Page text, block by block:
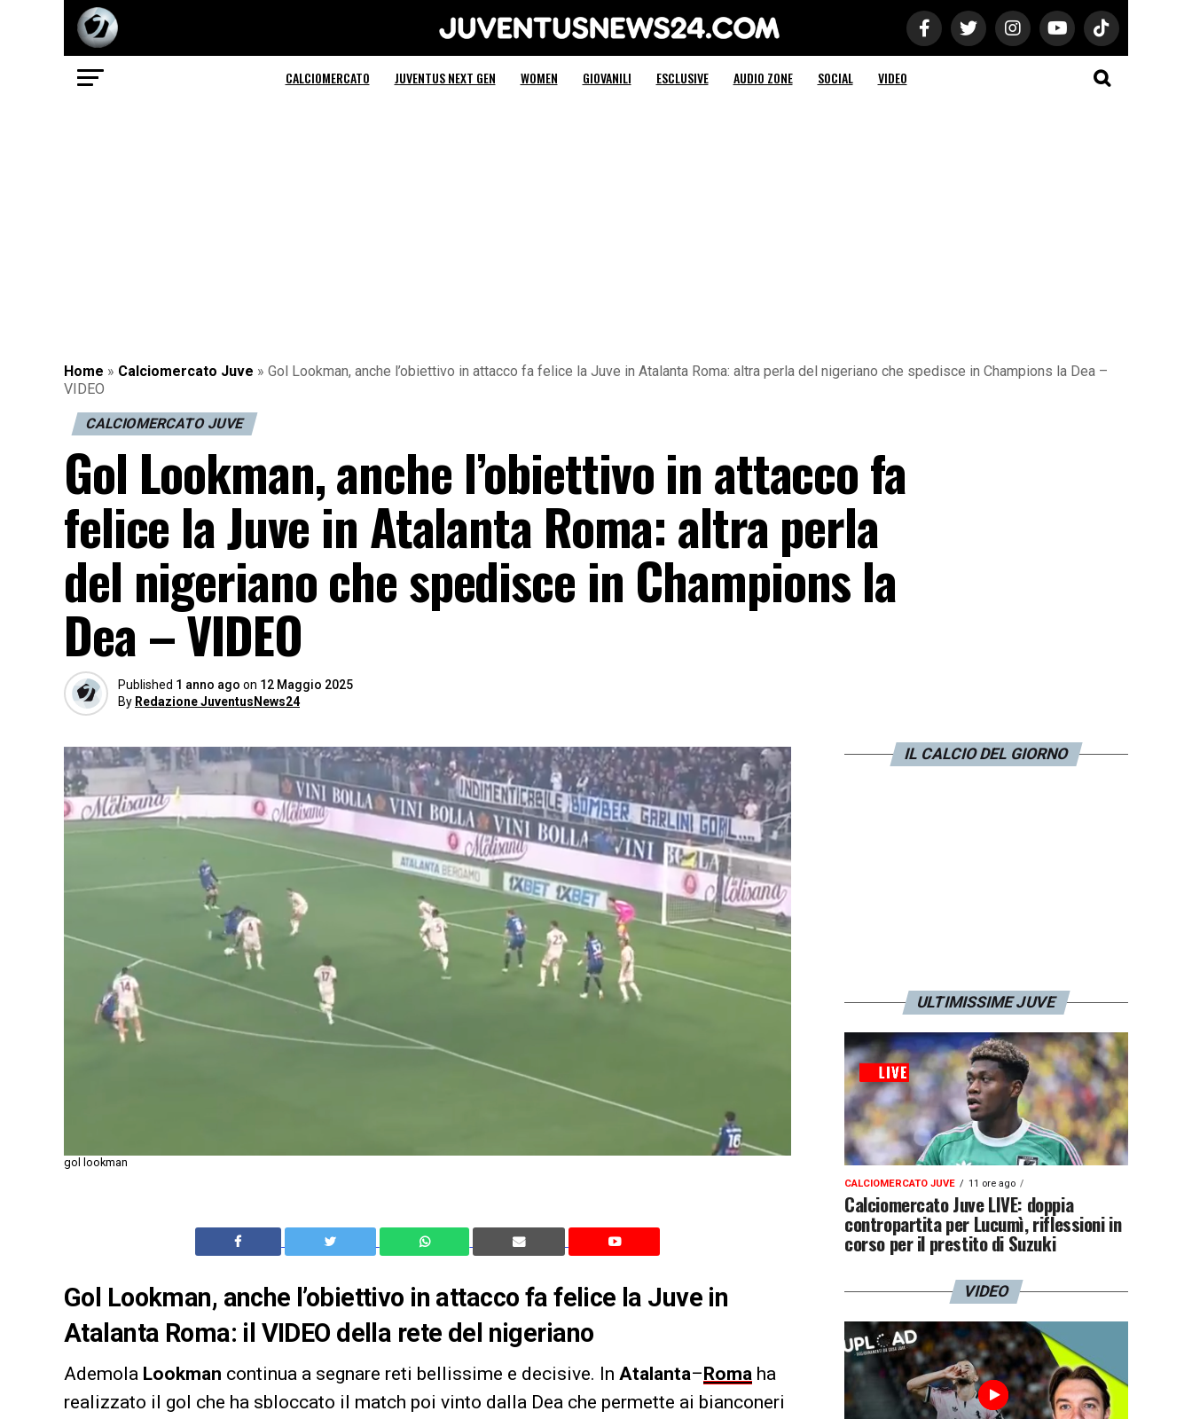
Juventus News 24
CALCIOMERCATO JUVENTUS NEXT GEN WOMEN GIOVANILI ESCLUSIVE AUDIO ZONE SOCIAL VIDEO
Home » Calciomercato Juve » Gol Lookman, anche l’obiettivo in attacco fa felice la Juve in Atalanta Roma: altra perla del nigeriano che spedisce in Champions la Dea –
VIDEO
CALCIOMERCATO JUVE
Gol Lookman, anche l’obiettivo in attacco fa
felice la Juve in Atalanta Roma: altra perla
del nigeriano che spedisce in Champions la
Dea – VIDEO
Published 1 anno ago on 12 Maggio 2025
By Redazione JuventusNews24
gol lookman
Gol Lookman, anche l’obiettivo in attacco fa felice la Juve in
Atalanta Roma: il VIDEO della rete del nigeriano
Ademola Lookman continua a segnare reti bellissime e decisive. In Atalanta–Roma ha
realizzato il gol che ha sbloccato il match poi vinto dalla Dea che permette ai bianconeri
IL CALCIO DEL GIORNO
ULTIMISSIME JUVE
CALCIOMERCATO JUVE 11 ore ago
Calciomercato Juve LIVE: doppia
contropartita per Lucumì, riflessioni in
corso per il prestito di Suzuki
VIDEO